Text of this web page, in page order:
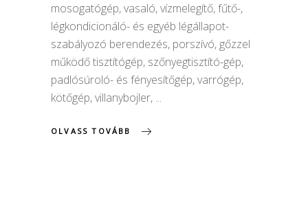
mosogatógép, vasaló, vízmelegítő, fűtő-,
légkondicionáló- és egyéb légállapot-
szabályozó berendezés, porszívó, gőzzel
működő tisztítógép, szőnyegtisztító-gép,
padlósúroló- és fényesítőgép, varrógép,
kötőgép, villanybojler,
OLVASS TOVÁBB